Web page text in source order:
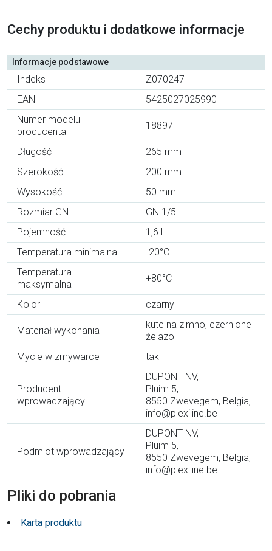
Cechy produktu i dodatkowe informacje
Informacje podstawowe
Indeks
Z070247
EAN
5425027025990
Numer modelu
producenta
18897
Długość
265 mm
Szerokość
200 mm
Wysokość
50 mm
Rozmiar GN
GN 1/5
Pojemność
1,6 l
Temperatura minimalna
-20°C
Temperatura
maksymalna
+80°C
Kolor czarny
Materiał wykonania
kute na zimno, czernione
żelazo
Mycie w zmywarce
tak
Producent
wprowadzający
DUPONT NV,
Pluim 5,
8550 Zwevegem, Belgia,
info@plexiline.be
Podmiot wprowadzający
DUPONT NV,
Pluim 5,
8550 Zwevegem, Belgia,
info@plexiline.be
Pliki do pobrania
Karta produktu